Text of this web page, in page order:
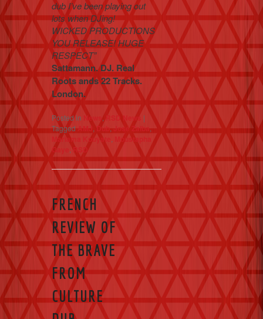
dub I’ve been playing out
lots when DJing!
WICKED PRODUCTIONS
YOU RELEASE! HUGE
RESPECT”
Sattamann. DJ. Real
Roots ands 22 Tracks.
London.
Posted in News, RSD News
|
TaggedAMJ ,Dub,José Zalba,
Mariama Kouyate
Moustapha
Gaye
, RSD
FRENCH
REVIEW OF
THE BRAVE
FROM
CULTURE